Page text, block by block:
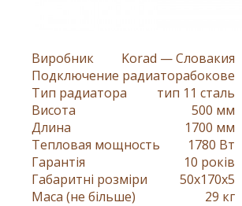
Виробник
Korad — Словакия
Подключение радиаторабокове
Тип радиатора
тип 11 сталь
Висота
500 мм
Длина
1700 мм
Тепловая мощность
1780 Вт
Гарантія
10 років
Габаритні розміри
50x170x5
Маса (не більше)
29 кг